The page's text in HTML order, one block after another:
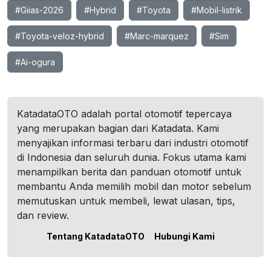
#Giias-2026 #Hybrid #Toyota #Mobil-listrik
#Toyota-veloz-hybrid #Marc-marquez #Sim
#Ai-ogura
KatadataOTO adalah portal otomotif tepercaya
yang merupakan bagian dari Katadata. Kami
menyajikan informasi terbaru dari industri otomotif
di Indonesia dan seluruh dunia. Fokus utama kami
menampilkan berita dan panduan otomotif untuk
membantu Anda memilih mobil dan motor sebelum
memutuskan untuk membeli, lewat ulasan, tips,
dan review.
Tentang KatadataOTO Hubungi Kami